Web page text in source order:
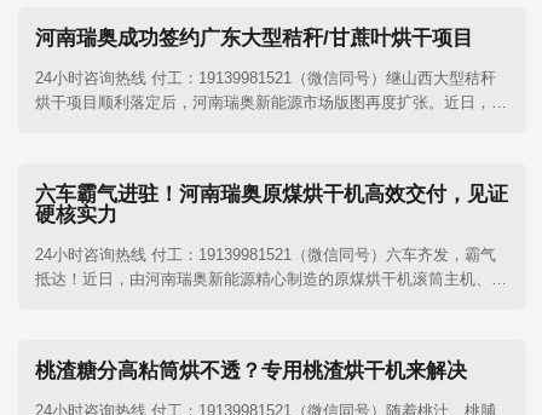
提供了高效解决方案。
河南瑞奥成功签约广东大型秸秆/甘蔗叶烘干项目
24小时咨询热线 付工：19139981521（微信同号）继山西大型秸秆
烘干项目顺利落定后，河南瑞奥新能源市场版图再度扩张。近日，公
位。
六车霸气进驻！河南瑞奥原煤烘干机高效交付，见证
硬核实力
24小时咨询热线 付工：19139981521（微信同号）六车齐发，霸气
抵达！近日，由河南瑞奥新能源精心制造的原煤烘干机滚筒主机、除
桃渣糖分高粘筒烘不透？专用桃渣烘干机来解决
24小时咨询热线 付工：19139981521（微信同号）随着桃汁、桃脯